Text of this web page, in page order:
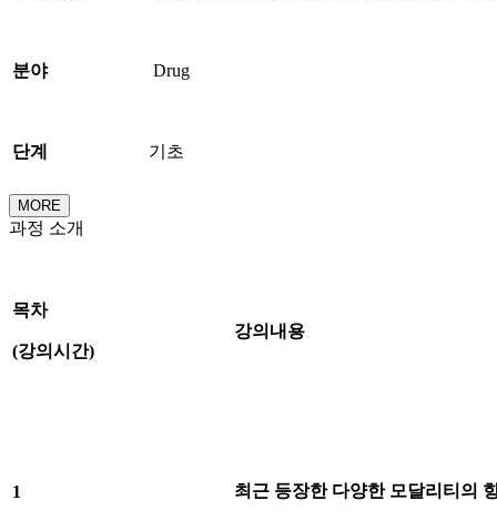
분야 Drug
단계 기초
MORE
과정 소개
목차
(강의시간)
강의내용
1 최근 등장한 다양한 모달리티의